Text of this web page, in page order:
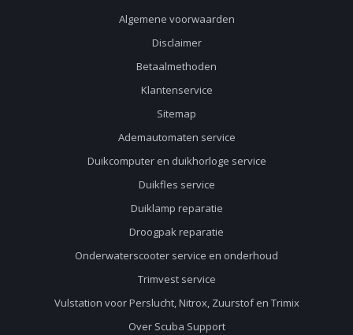
Algemene voorwaarden
Disclaimer
Betaalmethoden
Klantenservice
Sitemap
Ademautomaten service
Duikcomputer en duikhorloge service
Duikfles service
Duiklamp reparatie
Droogpak reparatie
Onderwaterscooter service en onderhoud
Trimvest service
Vulstation voor Perslucht, Nitrox, Zuurstof en Trimix
Over Scuba Support